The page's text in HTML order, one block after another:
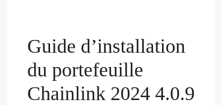
Guide d’installation
du portefeuille
Chainlink 2024 4.0.9